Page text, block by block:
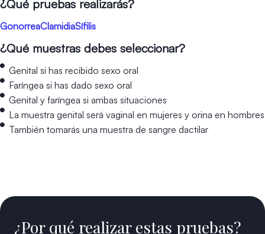
¿Qué pruebas realizarás?
GonorreaClamidiaSífilis
¿Qué muestras debes seleccionar?
Genital si has recibido sexo oral
Faríngea si has dado sexo oral
Genital y faríngea si ambas situaciones
La muestra genital será vaginal en mujeres y orina en hombres
También tomarás una muestra de sangre dactilar
¿Por qué realizar estas pruebas?